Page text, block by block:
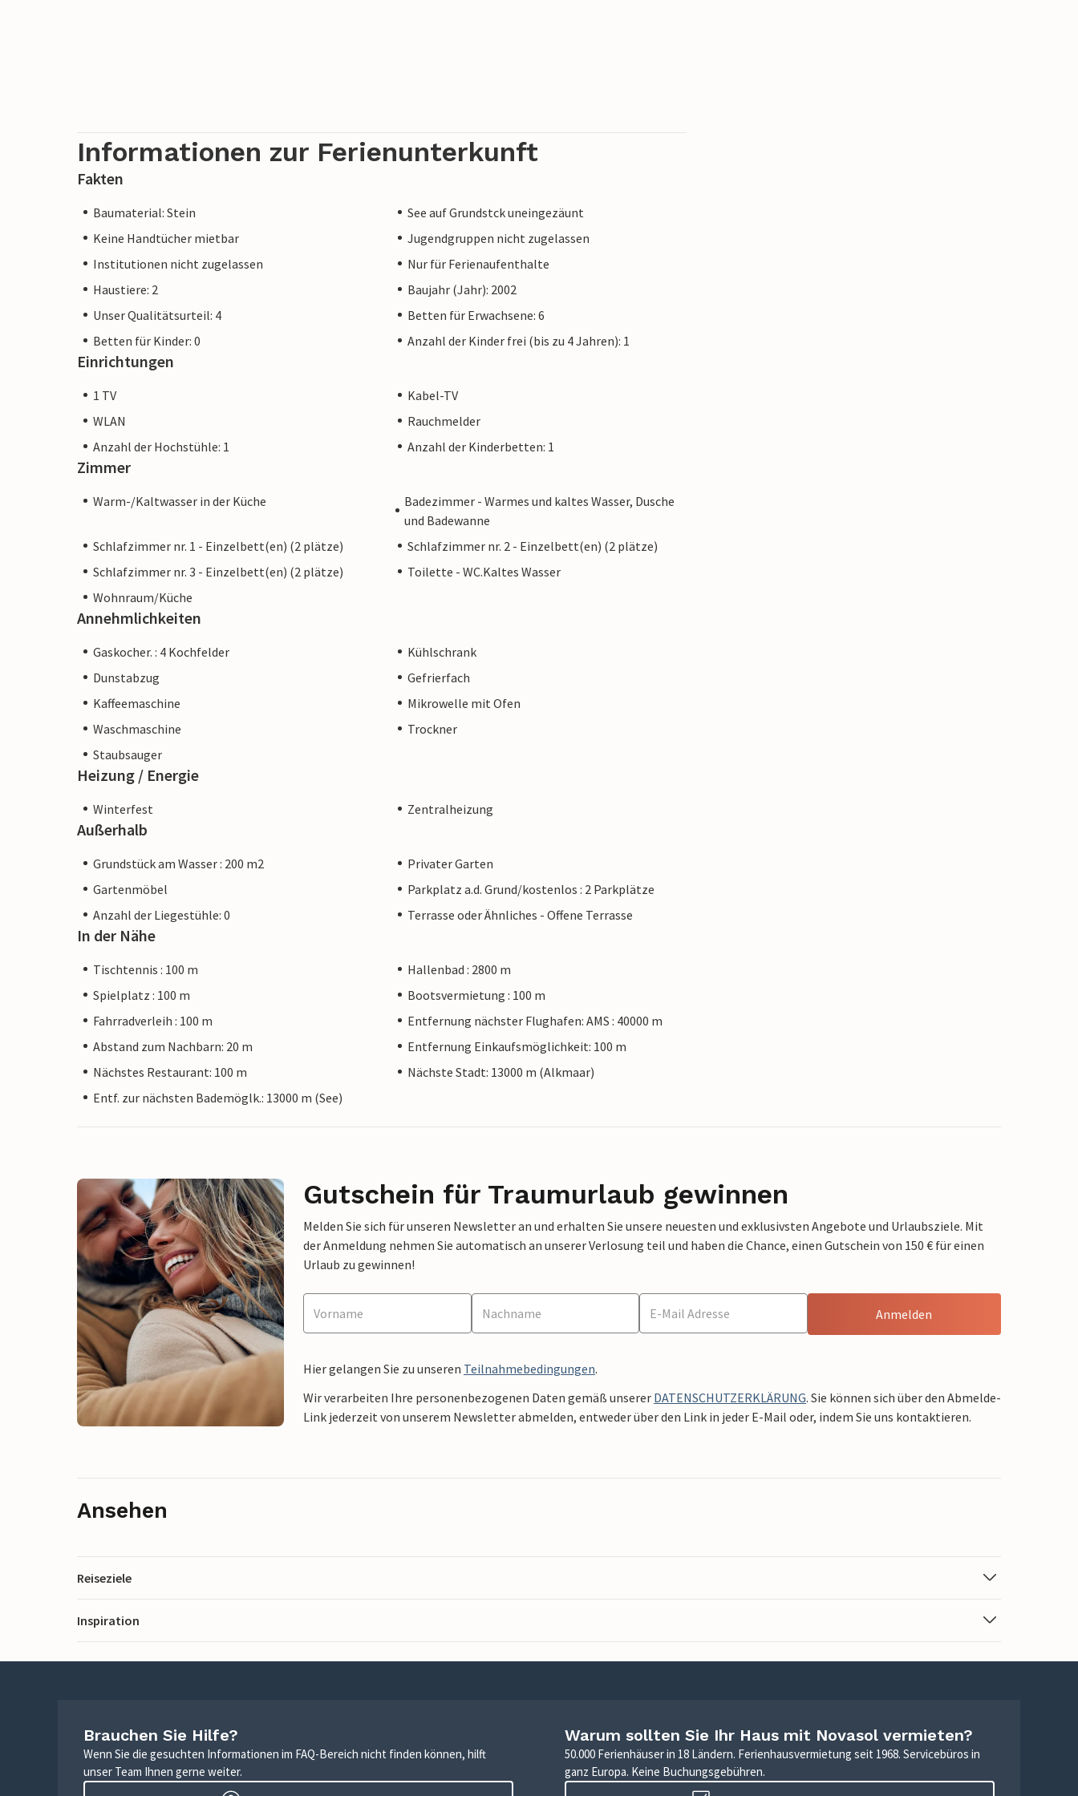
Informationen zur Ferienunterkunft
Fakten
Baumaterial: Stein
See auf Grundstck uneingezäunt
Keine Handtücher mietbar
Jugendgruppen nicht zugelassen
Institutionen nicht zugelassen
Nur für Ferienaufenthalte
Haustiere: 2
Baujahr (Jahr): 2002
Unser Qualitätsurteil: 4
Betten für Erwachsene: 6
Betten für Kinder: 0
Anzahl der Kinder frei (bis zu 4 Jahren): 1
Einrichtungen
1 TV
Kabel-TV
WLAN
Rauchmelder
Anzahl der Hochstühle: 1
Anzahl der Kinderbetten: 1
Zimmer
Warm-/Kaltwasser in der Küche
Badezimmer - Warmes und kaltes Wasser, Dusche
und Badewanne
Schlafzimmer nr. 1 - Einzelbett(en) (2 plätze)
Schlafzimmer nr. 2 - Einzelbett(en) (2 plätze)
Schlafzimmer nr. 3 - Einzelbett(en) (2 plätze)
Toilette - WC.Kaltes Wasser
Wohnraum/Küche
Annehmlichkeiten
Gaskocher. : 4 Kochfelder
Kühlschrank
Dunstabzug
Gefrierfach
Kaffeemaschine
Mikrowelle mit Ofen
Waschmaschine
Trockner
Staubsauger
Heizung / Energie
Winterfest Zentralheizung
Außerhalb
Grundstück am Wasser : 200 m2
Privater Garten
Gartenmöbel
Parkplatz a.d. Grund/kostenlos : 2 Parkplätze
Anzahl der Liegestühle: 0
Terrasse oder Ähnliches - Offene Terrasse
In der Nähe
Tischtennis : 100 m
Hallenbad : 2800 m
Spielplatz : 100 m
Bootsvermietung : 100 m
Fahrradverleih : 100 m
Entfernung nächster Flughafen: AMS : 40000 m
Abstand zum Nachbarn: 20 m
Entfernung Einkaufsmöglichkeit: 100 m
Nächstes Restaurant: 100 m
Nächste Stadt: 13000 m (Alkmaar)
Entf. zur nächsten Bademöglk.: 13000 m (See)
Gutschein für Traumurlaub gewinnen
Melden Sie sich für unseren Newsletter an und erhalten Sie unsere neuesten und exklusivsten Angebote und Urlaubsziele. Mit
der Anmeldung nehmen Sie automatisch an unserer Verlosung teil und haben die Chance, einen Gutschein von 150 € für einen
Urlaub zu gewinnen!
Anmelden
Hier gelangen Sie zu unseren Teilnahmebedingungen.
Wir verarbeiten Ihre personenbezogenen Daten gemäß unserer DATENSCHUTZERKLÄRUNG. Sie können sich über den Abmelde-
Link jederzeit von unserem Newsletter abmelden, entweder über den Link in jeder E-Mail oder, indem Sie uns kontaktieren.
Ansehen
Reiseziele
Inspiration
Brauchen Sie Hilfe?
Wenn Sie die gesuchten Informationen im FAQ-Bereich nicht finden können, hilft
unser Team Ihnen gerne weiter.
Warum sollten Sie Ihr Haus mit Novasol vermieten?
50.000 Ferienhäuser in 18 Ländern. Ferienhausvermietung seit 1968. Servicebüros in
ganz Europa. Keine Buchungsgebühren.